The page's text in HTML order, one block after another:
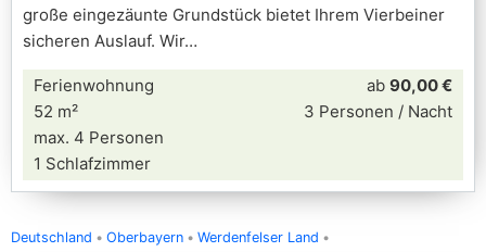
große eingezäunte Grundstück bietet Ihrem Vierbeiner
sicheren Auslauf. Wir
Ferienwohnung
52 m²
max. 4 Personen
1 Schlafzimmer
ab 90,00 €
3 Personen / Nacht
Deutschland Oberbayern
Werdenfelser Land